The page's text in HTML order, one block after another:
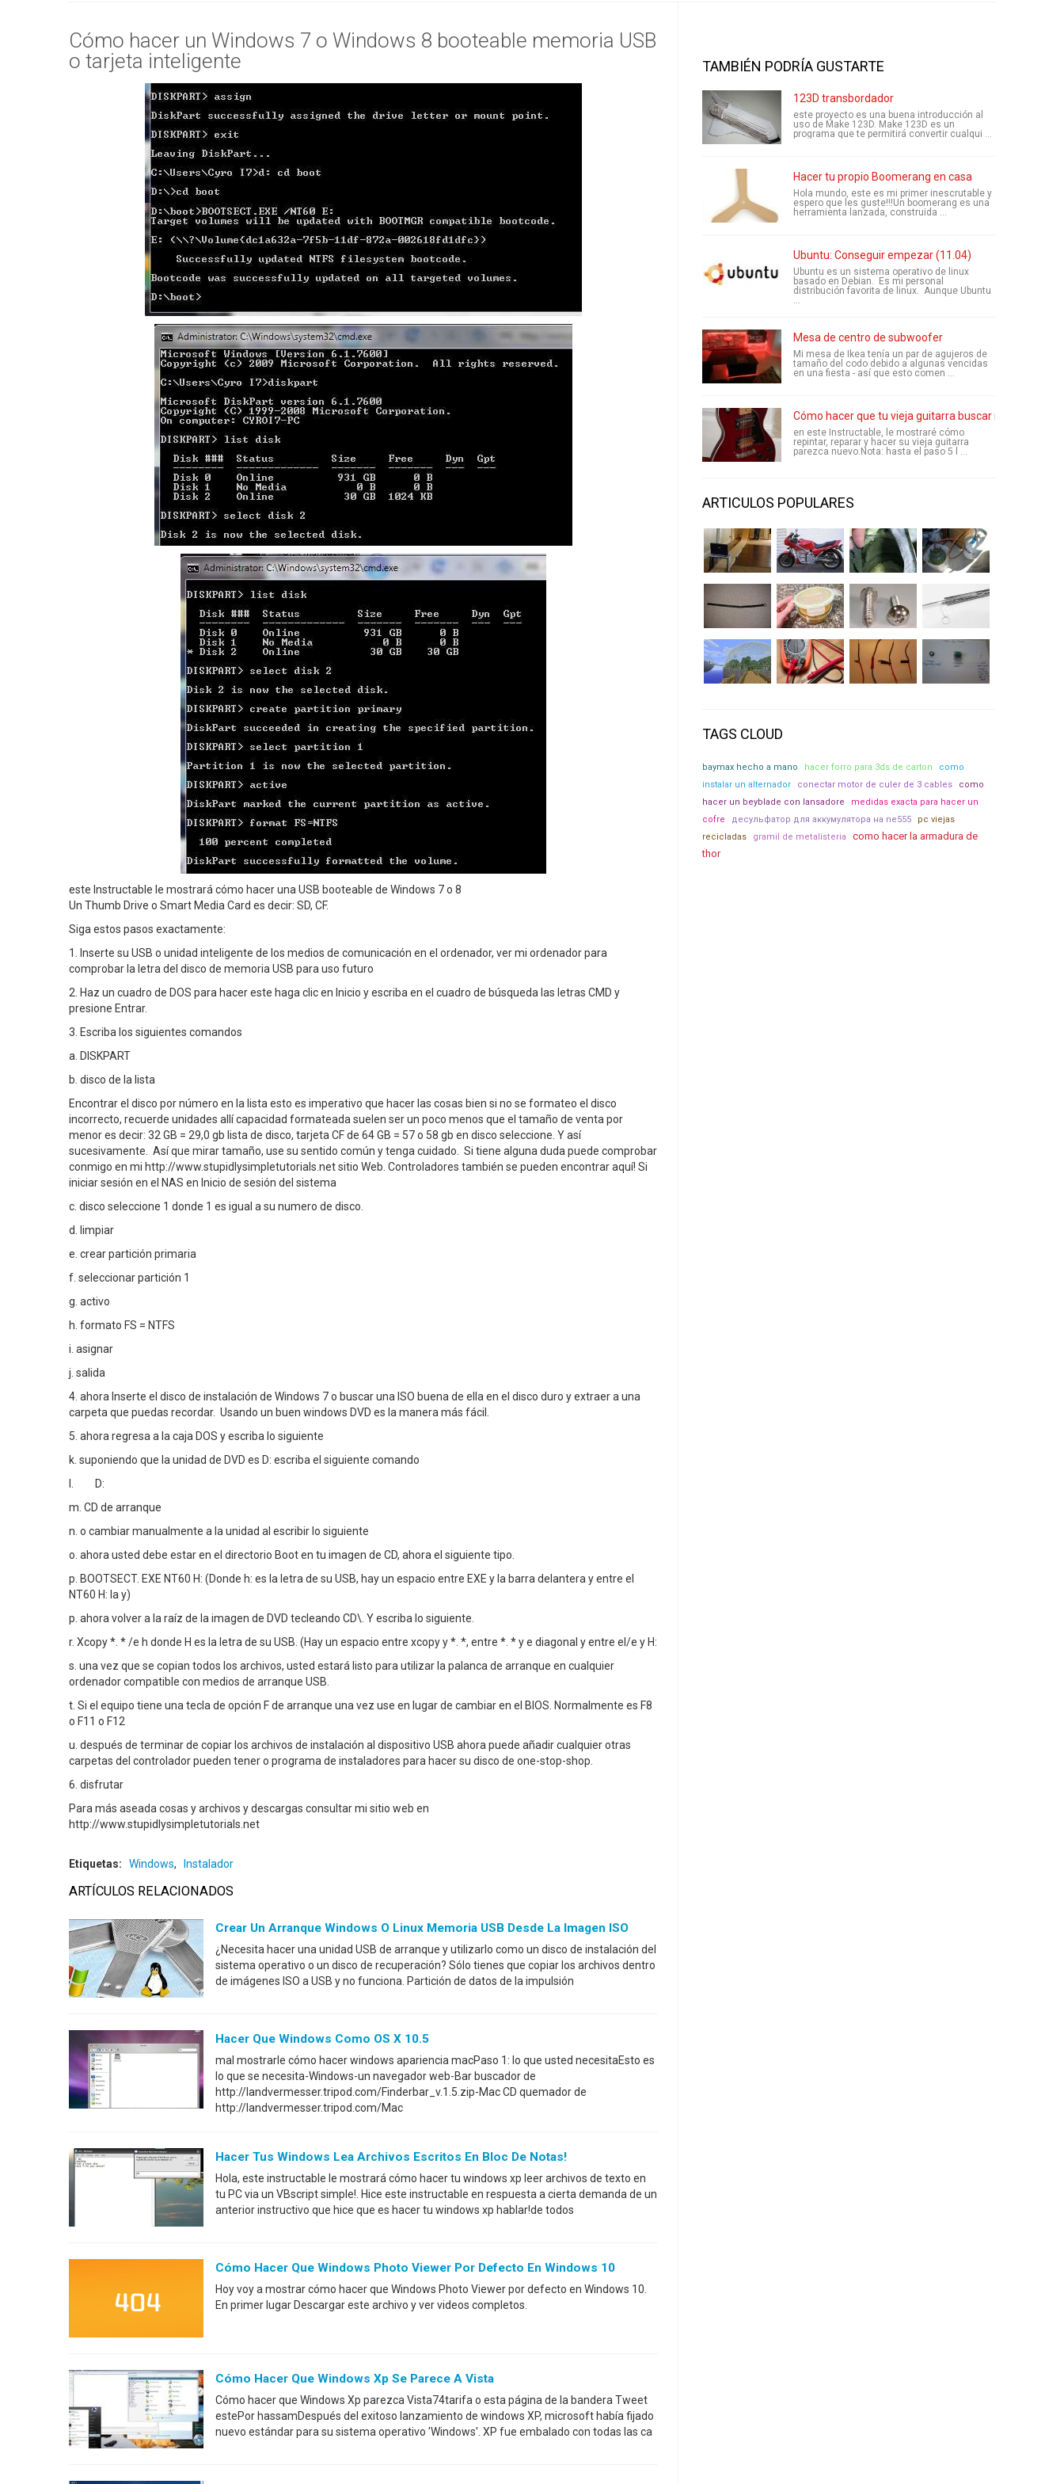
Cómo hacer un Windows 7 o Windows 8 booteable memoria USB
o tarjeta inteligente
este Instructable le mostrará cómo hacer una USB booteable de Windows 7 o 8
Un Thumb Drive o Smart Media Card es decir: SD, CF.
Siga estos pasos exactamente:
1. Inserte su USB o unidad inteligente de los medios de comunicación en el ordenador, ver mi ordenador para
comprobar la letra del disco de memoria USB para uso futuro
2. Haz un cuadro de DOS para hacer este haga clic en Inicio y escriba en el cuadro de búsqueda las letras CMD y
presione Entrar.
3. Escriba los siguientes comandos
a. DISKPART
b. disco de la lista
Encontrar el disco por número en la lista esto es imperativo que hacer las cosas bien si no se formateo el disco
incorrecto, recuerde unidades allí capacidad formateada suelen ser un poco menos que el tamaño de venta por
menor es decir: 32 GB = 29,0 gb lista de disco, tarjeta CF de 64 GB = 57 o 58 gb en disco seleccione. Y así
sucesivamente. Así que mirar tamaño, use su sentido común y tenga cuidado. Si tiene alguna duda puede comprobar
conmigo en mi http://www.stupidlysimpletutorials.net sitio Web. Controladores también se pueden encontrar aquí! Si
iniciar sesión en el NAS en Inicio de sesión del sistema
c. disco seleccione 1 donde 1 es igual a su numero de disco.
d. limpiar
e. crear partición primaria
f. seleccionar partición 1
g. activo
h. formato FS = NTFS
i. asignar
j. salida
4. ahora Inserte el disco de instalación de Windows 7 o buscar una ISO buena de ella en el disco duro y extraer a una
carpeta que puedas recordar. Usando un buen windows DVD es la manera más fácil.
5. ahora regresa a la caja DOS y escriba lo siguiente
k. suponiendo que la unidad de DVD es D: escriba el siguiente comando
l. D:
m. CD de arranque
n. o cambiar manualmente a la unidad al escribir lo siguiente
o. ahora usted debe estar en el directorio Boot en tu imagen de CD, ahora el siguiente tipo.
p. BOOTSECT. EXE NT60 H: (Donde h: es la letra de su USB, hay un espacio entre EXE y la barra delantera y entre el
NT60 H: la y)
p. ahora volver a la raíz de la imagen de DVD tecleando CD\. Y escriba lo siguiente.
r. Xcopy *. * /e h donde H es la letra de su USB. (Hay un espacio entre xcopy y *. *, entre *. * y e diagonal y entre el/e y H:
s. una vez que se copian todos los archivos, usted estará listo para utilizar la palanca de arranque en cualquier
ordenador compatible con medios de arranque USB.
t. Si el equipo tiene una tecla de opción F de arranque una vez use en lugar de cambiar en el BIOS. Normalmente es F8
o F11 o F12
u. después de terminar de copiar los archivos de instalación al dispositivo USB ahora puede añadir cualquier otras
carpetas del controlador pueden tener o programa de instaladores para hacer su disco de one-stop-shop.
6. disfrutar
Para más aseada cosas y archivos y descargas consultar mi sitio web en
http://www.stupidlysimpletutorials.net
Etiquetas: Windows, Instalador
ARTÍCULOS RELACIONADOS
Crear Un Arranque Windows O Linux Memoria USB Desde La Imagen ISO
¿Necesita hacer una unidad USB de arranque y utilizarlo como un disco de instalación del
sistema operativo o un disco de recuperación? Sólo tienes que copiar los archivos dentro
de imágenes ISO a USB y no funciona. Partición de datos de la impulsión
Hacer Que Windows Como OS X 10.5
mal mostrarle cómo hacer windows apariencia macPaso 1: lo que usted necesitaEsto es
lo que se necesita-Windows-un navegador web-Bar buscador de
http://landvermesser.tripod.com/Finderbar_v.1.5.zip-Mac CD quemador de
http://landvermesser.tripod.com/Mac
Hacer Tus Windows Lea Archivos Escritos En Bloc De Notas!
Hola, este instructable le mostrará cómo hacer tu windows xp leer archivos de texto en
tu PC via un VBscript simple!. Hice este instructable en respuesta a cierta demanda de un
anterior instructivo que hice que es hacer tu windows xp hablar!de todos
Cómo Hacer Que Windows Photo Viewer Por Defecto En Windows 10
Hoy voy a mostrar cómo hacer que Windows Photo Viewer por defecto en Windows 10.
En primer lugar Descargar este archivo y ver videos completos.
Cómo Hacer Que Windows Xp Se Parece A Vista
Cómo hacer que Windows Xp parezca Vista74tarifa o esta página de la bandera Tweet
estePor hassamDespués del exitoso lanzamiento de windows XP, microsoft había fijado
nuevo estándar para su sistema operativo 'Windows'. XP fue embalado con todas las ca
TAMBIÉN PODRÍA GUSTARTE
123D transbordador
este proyecto es una buena introducción al
uso de Make 123D. Make 123D es un
programa que te permitirá convertir cualqui ...
Hacer tu propio Boomerang en casa
Hola mundo, este es mi primer inescrutable y
espero que les guste!!!Un boomerang es una
herramienta lanzada, construida ...
Ubuntu: Conseguir empezar (11.04)
Ubuntu es un sistema operativo de linux
basado en Debian. Es mi personal
distribución favorita de linux. Aunque Ubuntu
...
Mesa de centro de subwoofer
Mi mesa de Ikea tenía un par de agujeros de
tamaño del codo debido a algunas vencidas
en una fiesta - así que esto comen ...
Cómo hacer que tu vieja guitarra buscar nuevo
en este Instructable, le mostraré cómo
repintar, reparar y hacer su vieja guitarra
parezca nuevo.Nota: hasta el paso 5 l ...
ARTICULOS POPULARES
TAGS CLOUD
baymax hecho a mano hacer forro para 3ds de carton
como
instalar un alternador
conectar motor de culer de 3 cables
como
hacer un beyblade con lansadore
medidas exacta para hacer un
cofre
десульфатор для аккумулятора на ne555
pc viejas
recicladas
gramil de metalisteria
como hacer la armadura de
thor